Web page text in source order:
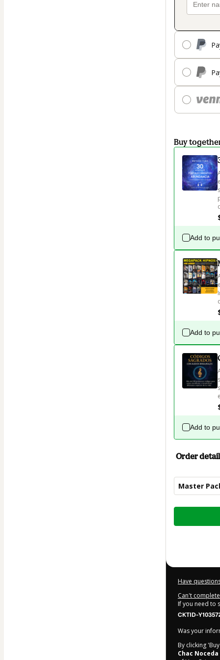
Buy
Add to
Add to
Add to
Order
Master
Total
Have
Can't
If you need to
CKTID-
Was your
By clicking
Chac Noceda